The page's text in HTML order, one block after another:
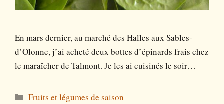
En mars dernier, au marché des Halles aux Sables-
d’Olonne, j’ai acheté deux bottes d’épinards frais chez
le maraîcher de Talmont. Je les ai cuisinés le soir…
Catégories
Fruits et légumes de saison